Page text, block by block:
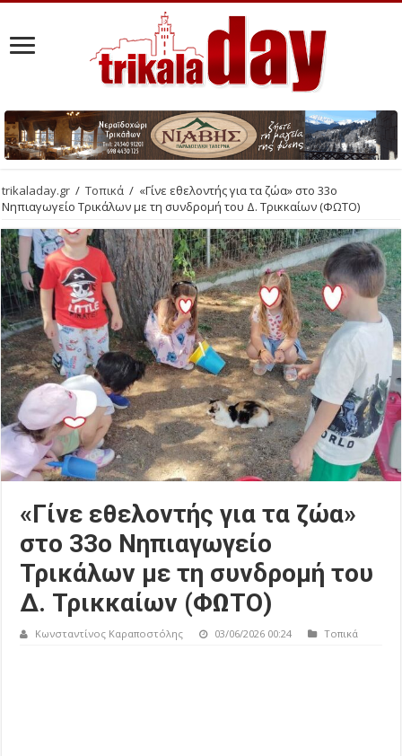
trikaladay.gr / Τοπικά / «Γίνε εθελοντής για τα ζώα» στο 33ο
Νηπιαγωγείο Τρικάλων με τη συνδρομή του Δ. Τρικκαίων (ΦΩΤΟ)
«Γίνε εθελοντής για τα ζώα»
στο 33ο Νηπιαγωγείο
Τρικάλων με τη συνδρομή του
Δ. Τρικκαίων (ΦΩΤΟ)
Κωνσταντίνος Καραποστόλης 03/06/2026 00:24 Τοπικά